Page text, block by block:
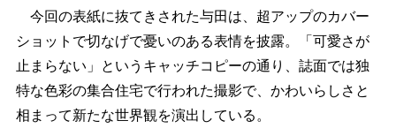
今回の表紙に抜てきされた与田は、超アップのカバー
ショットで切なげで憂いのある表情を披露。「可愛さが
止まらない」というキャッチコピーの通り、誌面では独
特な色彩の集合住宅で行われた撮影で、かわいらしさと
相まって新たな世界観を演出している。